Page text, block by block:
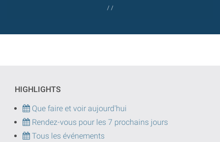
/ /
HIGHLIGHTS
Que faire et voir aujourd'hui
Rendez-vous pour les 7 prochains jours
Tous les événements